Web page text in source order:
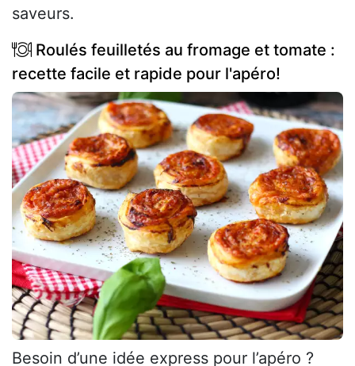
saveurs.
Roulés feuilletés au fromage et tomate :
recette facile et rapide pour l'apéro!
Besoin d’une idée express pour l’apéro ?